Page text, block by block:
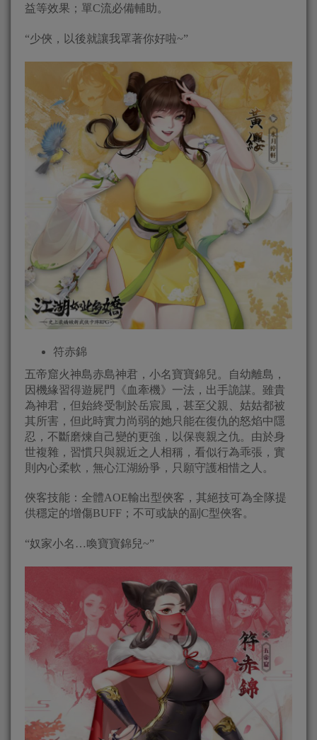
益等效果；單C流必備輔助。
“少俠，以後就讓我罩著你好啦~”
符赤錦
五帝窟火神島赤島神君，小名寶寶錦兒。自幼離島，
因機緣習得遊屍門《血牽機》一法，出手詭謀。雖貴
為神君，但始終受制於岳宸風，甚至父親、姑姑都被
其所害，但此時實力尚弱的她只能在復仇的怒焰中隱
忍，不斷磨煉自己變的更強，以保喪親之仇。由於身
世複雜，習慣只與親近之人相稱，看似行為乖張，實
則內心柔軟，無心江湖紛爭，只願守護相惜之人。
俠客技能：全體AOE輸出型俠客，其絕技可為全隊提
供穩定的增傷BUFF；不可或缺的副C型俠客。
“奴家小名…喚寶寶錦兒~”